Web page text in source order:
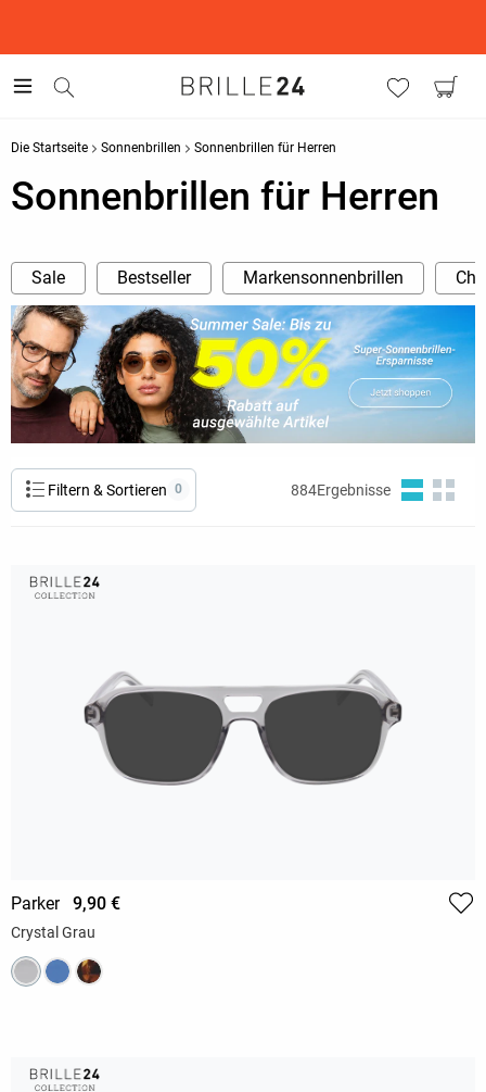
Die Startseite Sonnenbrillen Sonnenbrillen für Herren
Sonnenbrillen für Herren
Sale Bestseller Markensonnenbrillen
Filtern & Sortieren 0 884Ergebnisse
Parker 9,90 €
Crystal Grau